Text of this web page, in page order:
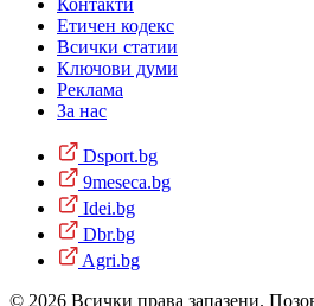
Контакти
Етичен кодекс
Всички статии
Ключови думи
Реклама
За нас
Dsport.bg
9meseca.bg
Idei.bg
Dbr.bg
Agri.bg
© 2026 Всички права запазени.